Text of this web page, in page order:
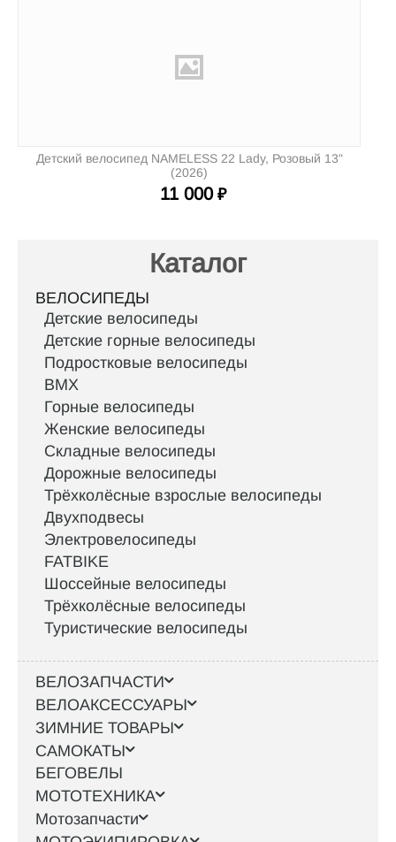
Детский велосипед NAMELESS 22 Lady, Розовый 13"
(2026)
11 000 ₽
Каталог
ВЕЛОСИПЕДЫ
Детские велосипеды
Детские горные велосипеды
Подростковые велосипеды
BMX
Горные велосипеды
Женские велосипеды
Складные велосипеды
Дорожные велосипеды
Трёхколёсные взрослые велосипеды
Двухподвесы
Электровелосипеды
FATBIKE
Шоссейные велосипеды
Трёхколёсные велосипеды
Туристические велосипеды
ВЕЛОЗАПЧАСТИ
ВЕЛОАКСЕССУАРЫ
ЗИМНИЕ ТОВАРЫ
САМОКАТЫ
БЕГОВЕЛЫ
МОТОТЕХНИКА
Мотозапчасти